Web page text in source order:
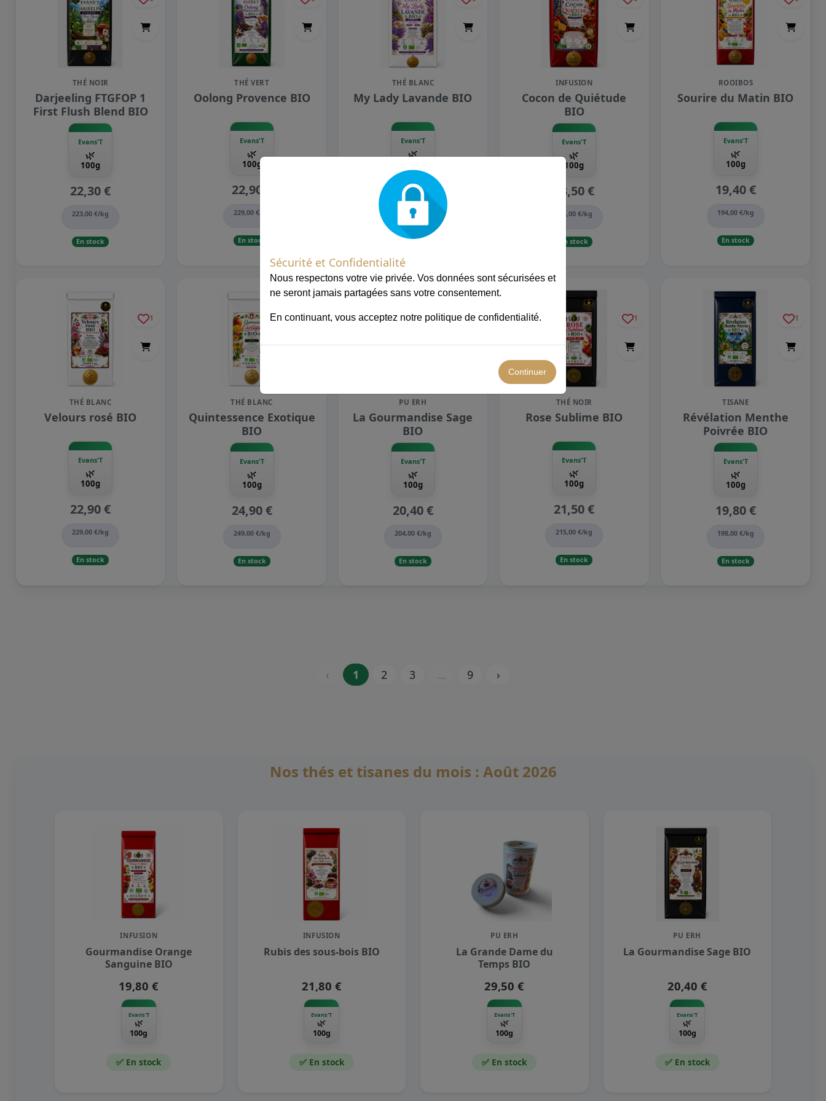
Sécurité et Confidentialité
Nous respectons votre vie privée. Vos données sont sécurisées et
ne seront jamais partagées sans votre consentement.
En continuant, vous acceptez notre politique de confidentialité.
Continuer
THÉ NOIR
Darjeeling FTGFOP 1
First Flush Blend BIO
Evans'T
🌿
100g
22,30 €
223,00 €/kg
En stock
THÉ VERT
Oolong Provence BIO
Evans'T
🌿
100g
22,90 €
229,00 €/kg
En stock
THÉ BLANC
My Lady Lavande BIO
Evans'T
🌿
20,90 €
209,00 €/kg
En stock
INFUSION
Cocon de Quiétude
BIO
Evans'T
🌿
100g
18,50 €
185,00 €/kg
En stock
ROOIBOS
Sourire du Matin BIO
Evans'T
🌿
100g
19,40 €
194,00 €/kg
En stock
1
THÉ BLANC
Velours rosé BIO
Evans'T
🌿
100g
22,90 €
229,00 €/kg
En stock
1
THÉ BLANC
Quintessence Exotique
BIO
Evans'T
🌿
100g
24,90 €
249,00 €/kg
En stock
1
PU ERH
La Gourmandise Sage
BIO
Evans'T
🌿
100g
20,40 €
204,00 €/kg
En stock
1
THÉ NOIR
Rose Sublime BIO
Evans'T
🌿
100g
21,50 €
215,00 €/kg
En stock
1
TISANE
Révélation Menthe
Poivrée BIO
Evans'T
🌿
100g
19,80 €
198,00 €/kg
En stock
‹ 1 2 3 … 9 ›
Nos thés et tisanes du mois : Août 2026
INFUSION
Gourmandise Orange
Sanguine BIO
19,80 €
Evans'T
🌿
100g
✅ En stock
INFUSION
Rubis des sous-bois BIO
21,80 €
Evans'T
🌿
100g
✅ En stock
PU ERH
La Grande Dame du
Temps BIO
29,50 €
Evans'T
🌿
100g
✅ En stock
PU ERH
La Gourmandise Sage BIO
20,40 €
Evans'T
🌿
100g
✅ En stock